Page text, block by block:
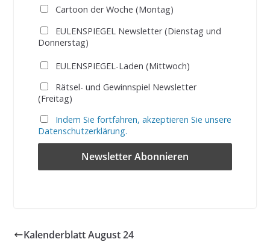
Cartoon der Woche (Montag)
EULENSPIEGEL Newsletter (Dienstag und
Donnerstag)
EULENSPIEGEL-Laden (Mittwoch)
Rätsel- und Gewinnspiel Newsletter
(Freitag)
Indem Sie fortfahren, akzeptieren Sie unsere
Datenschutzerklärung.
Kalenderblatt August 24